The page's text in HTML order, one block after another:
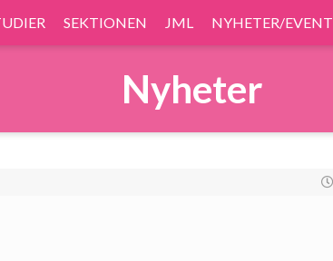
SEKTIONEN JML NYHETER/EVENT
Nyheter